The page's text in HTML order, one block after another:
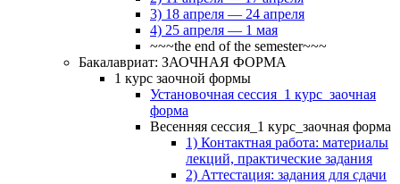
3) 18 апреля — 24 апреля
4) 25 апреля — 1 мая
~~~the end of the semester~~~
Бакалавриат: ЗАОЧНАЯ ФОРМА
1 курс заочной формы
Установочная сессия_1 курс_заочная
форма
Весенняя сессия_1 курс_заочная форма
1) Контактная работа: материалы
лекций, практические задания
2) Аттестация: задания для сдачи